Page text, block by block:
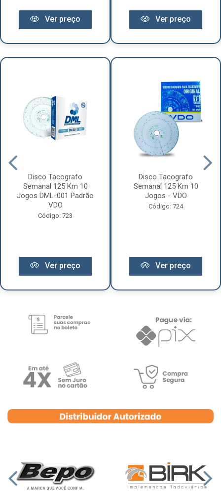
Ver preço Ver preço
Disco Tacografo
Semanal 125 Km 10
Jogos DML-001 Padrão
VDO
Código: 723
Ver preço
Disco Tacografo
Semanal 125 Km 10
Jogos - VDO
Código: 724
Ver preço